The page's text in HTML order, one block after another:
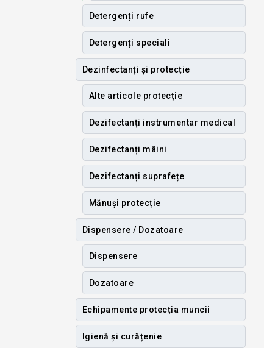
Detergenți rufe
Detergenți speciali
Dezinfectanți și protecție
Alte articole protecție
Dezifectanți instrumentar medical
Dezifectanți mâini
Dezifectanți suprafețe
Mănuși protecție
Dispensere / Dozatoare
Dispensere
Dozatoare
Echipamente protecția muncii
Igienă și curățenie